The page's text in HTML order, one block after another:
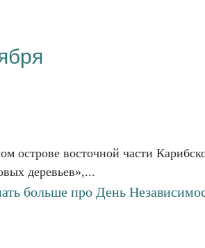
острове восточной части
деревьев»,...
больше про День